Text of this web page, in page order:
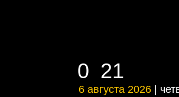
0 21
0 21
6 августа 2026 |
6 августа 2026 |